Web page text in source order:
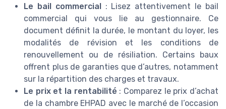
Le bail commercial
: Lisez attentivement le bail
commercial qui vous lie au gestionnaire. Ce
document définit la durée, le montant du loyer, les
modalités de révision et les conditions de
renouvellement ou de résiliation. Certains baux
offrent plus de garanties que d’autres, notamment
sur la répartition des charges et travaux.
Le prix et la rentabilité : Comparez le prix d’achat
de la chambre EHPAD avec le marché de l’occasion